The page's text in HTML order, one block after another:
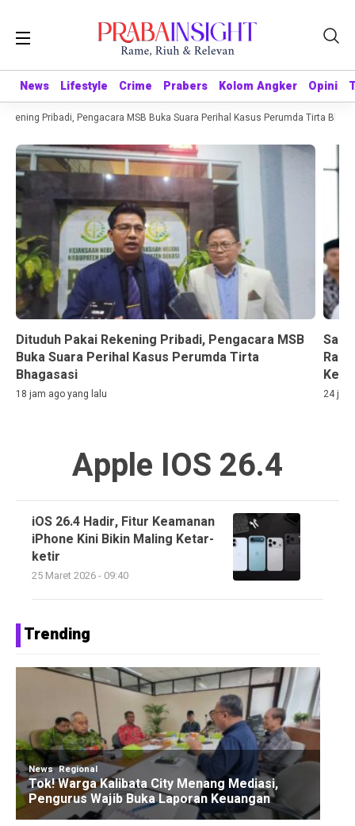
News Lifestyle Crime Prabers Kolom Angker Opini
News Lifestyle Crime Prabers Kolom Angker Opini
Pribadi, Pengacara MSB Buka Suara Perihal Kasus Perumda Tirta
Dituduh Pakai Rekening Pribadi, Pengacara MSB
Buka Suara Perihal Kasus Perumda Tirta
Bhagasasi
18 jam ago yang lalu 24
Apple IOS 26.4
iOS 26.4 Hadir, Fitur Keamanan
iPhone Kini Bikin Maling Ketar-
ketir
25 Maret 2026 - 09:40
Trending